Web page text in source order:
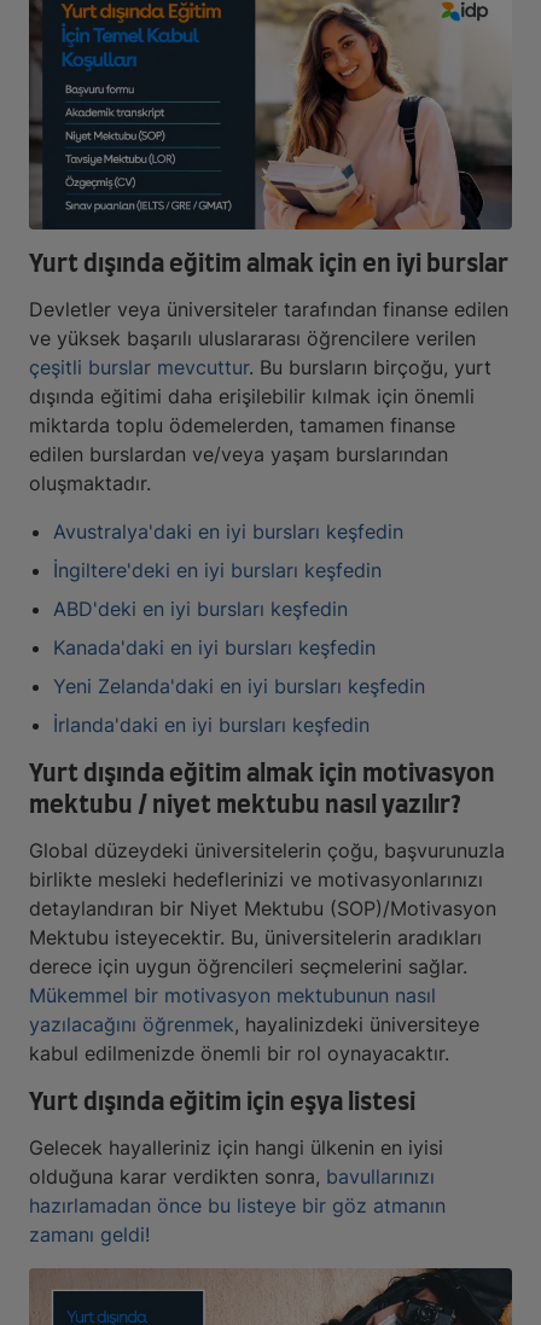
Yurt dışında eğitim almak için en iyi burslar
Devletler veya üniversiteler tarafından finanse edilen
ve yüksek başarılı uluslararası öğrencilere verilen
çeşitli burslar mevcuttur. Bu bursların birçoğu, yurt
dışında eğitimi daha erişilebilir kılmak için önemli
miktarda toplu ödemelerden, tamamen finanse
edilen burslardan ve/veya yaşam burslarından
oluşmaktadır.
Avustralya'daki en iyi bursları keşfedin
İngiltere'deki en iyi bursları keşfedin
ABD'deki en iyi bursları keşfedin
Kanada'daki en iyi bursları keşfedin
Yeni Zelanda'daki en iyi bursları keşfedin
İrlanda'daki en iyi bursları keşfedin
Yurt dışında eğitim almak için motivasyon
mektubu / niyet mektubu nasıl yazılır?
Global düzeydeki üniversitelerin çoğu, başvurunuzla
birlikte mesleki hedeflerinizi ve motivasyonlarınızı
detaylandıran bir Niyet Mektubu (SOP)/Motivasyon
Mektubu isteyecektir. Bu, üniversitelerin aradıkları
derece için uygun öğrencileri seçmelerini sağlar.
Mükemmel bir motivasyon mektubunun nasıl
yazılacağını öğrenmek, hayalinizdeki üniversiteye
kabul edilmenizde önemli bir rol oynayacaktır.
Yurt dışında eğitim için eşya listesi
Gelecek hayalleriniz için hangi ülkenin en iyisi
olduğuna karar verdikten sonra, bavullarınızı
hazırlamadan önce bu listeye bir göz atmanın
zamanı geldi!